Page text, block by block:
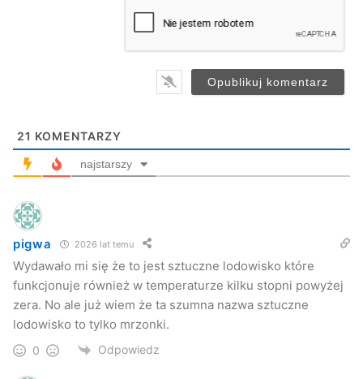
21 KOMENTARZY
najstarszy
pigwa 2026 lat temu
Wydawało mi się że to jest sztuczne lodowisko które
funkcjonuje również w temperaturze kilku stopni powyżej
zera. No ale już wiem że ta szumna nazwa sztuczne
lodowisko to tylko mrzonki.
0 Odpowiedz